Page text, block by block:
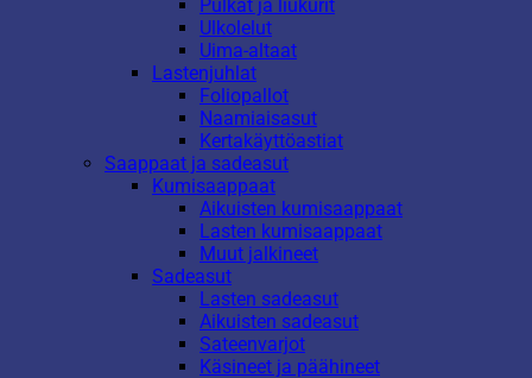
Pulkat ja liukurit
Ulkolelut
Uima-altaat
Lastenjuhlat
Foliopallot
Naamiaisasut
Kertakäyttöastiat
Saappaat ja sadeasut
Kumisaappaat
Aikuisten kumisaappaat
Lasten kumisaappaat
Muut jalkineet
Sadeasut
Lasten sadeasut
Aikuisten sadeasut
Sateenvarjot
Käsineet ja päähineet